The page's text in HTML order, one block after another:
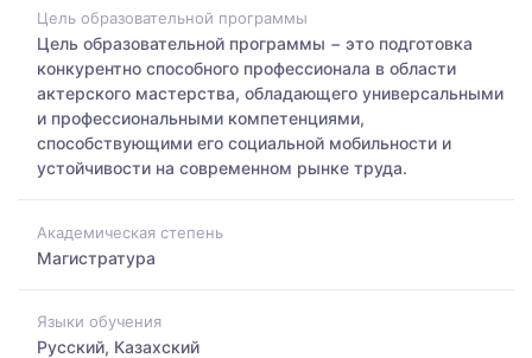
Цель образовательной программы
Цель образовательной программы − это подготовка
конкурентно способного профессионала в области
актерского мастерства, обладающего универсальными
и профессиональными компетенциями,
способствующими его социальной мобильности и
устойчивости на современном рынке труда.
Академическая степень
Магистратура
Языки обучения
Русский, Казахский